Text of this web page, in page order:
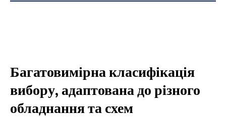
Багатовимірна класифікація
вибору, адаптована до різного
обладнання та схем